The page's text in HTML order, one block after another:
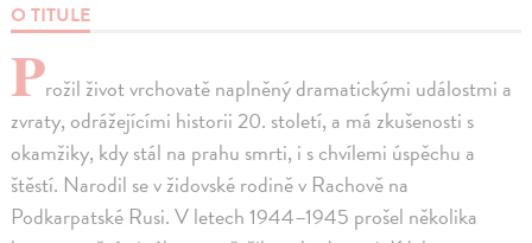
O TITULE
Prožil život vrchovatě naplněný dramatickými událostmi a
zvraty, odrážejícími historii 20. století, a má zkušenosti s
okamžiky, kdy stál na prahu smrti, i s chvílemi úspěchu a
štěstí. Narodil se v židovské rodině v Rachově na
Podkarpatské Rusi. V letech 1944–1945 prošel několika